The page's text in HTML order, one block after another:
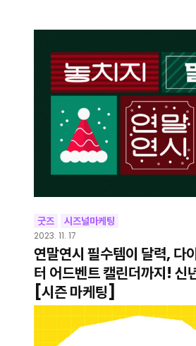
굿즈 시즈널마케팅
2023. 11. 17
연말연시 필수템이 달력, 다
터 어드벤트 캘린더까지! 신
[시즌 마케팅]